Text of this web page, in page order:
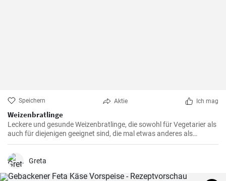
Speichern Aktie Ich mag
Weizenbratlinge
Leckere und gesunde Weizenbratlinge, die sowohl für Vegetarier als
auch für diejenigen geeignet sind, die mal etwas anderes als
normale Fleischbratlinge genießen möchten.
Greta